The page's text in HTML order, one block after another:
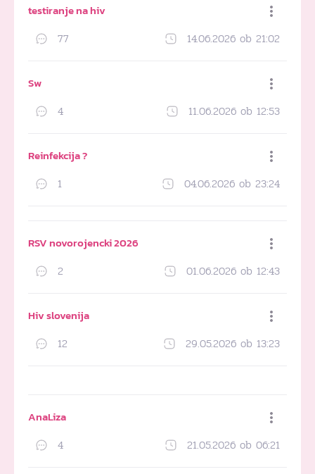
testiranje na hiv
77 14.06.2026 ob 21:02
Sw
4 11.06.2026 ob 12:53
Reinfekcija ?
1 04.06.2026 ob 23:24
RSV novorojencki 2026
2 01.06.2026 ob 12:43
Hiv slovenija
12 29.05.2026 ob 13:23
AnaLiza
4 21.05.2026 ob 06:21